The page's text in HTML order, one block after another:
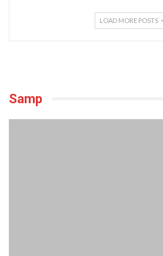
LOAD MORE POSTS
Samp